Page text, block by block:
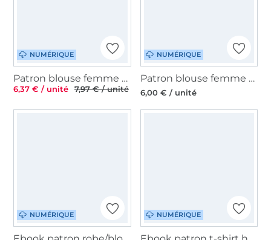
NUMÉRIQUE
Patron blouse femme pdf Gilla TOSCAminni Schnittmanufaktur, en allemand
6,37 € / unité 7,97 € / unité
NUMÉRIQUE
Patron blouse femme pdf Cylin My Image S1286, en français
6,00 € / unité
NUMÉRIQUE NUMÉRIQUE